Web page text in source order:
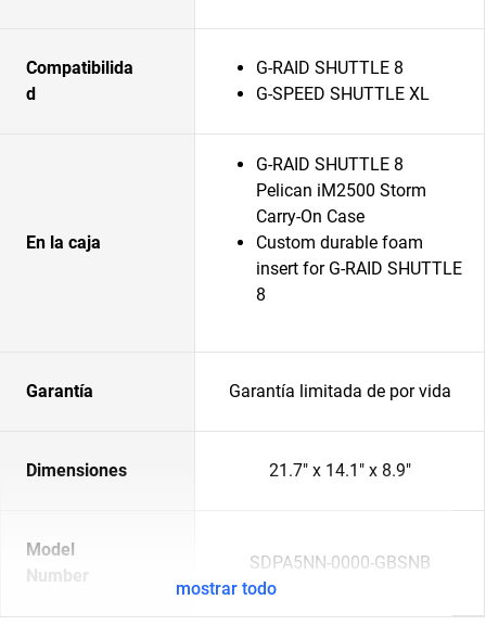
Compatibilida
d
G-RAID SHUTTLE 8
G-SPEED SHUTTLE XL
En la caja
G-RAID SHUTTLE 8
Pelican iM2500 Storm
Carry-On Case
Custom durable foam
insert for G-RAID SHUTTLE
8
Garantía Garantía limitada de por vida
Dimensiones 21.7" x 14.1" x 8.9"
Model
Number
SDPA5NN-0000-GBSNB
mostrar todo